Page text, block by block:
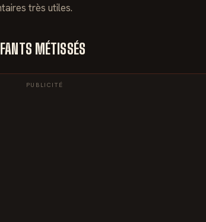
très utiles.
MÉTISSÉS
PUBLICITÉ